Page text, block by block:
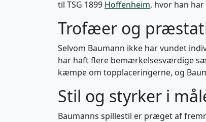
til TSG 1899 Hoffenheim, hvor han
Trofæer og
Selvom Baumann ikke har vundet
har haft flere bemærkelsesværdige
kæmpe om topplaceringerne, og
Stil og styrker i
Baumanns spillestil er præget af